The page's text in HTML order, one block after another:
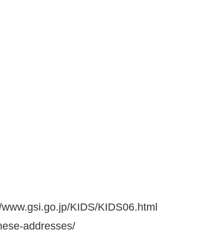
KIDS/KIDS06.html
addresses/